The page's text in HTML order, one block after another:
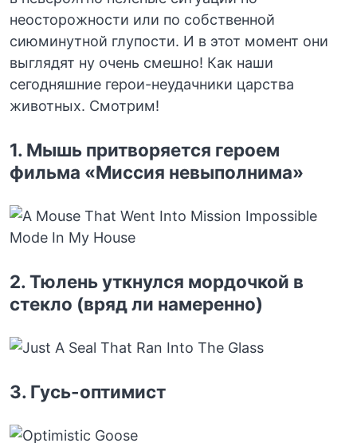
неосторожности или по собственной
сиюминутной глупости. И в этот момент они
выглядят ну очень смешно! Как наши
сегодняшние герои-неудачники царства
животных. Смотрим!
1. Мышь притворяется героем
фильма «Миссия невыполнима»
2. Тюлень уткнулся мордочкой в
стекло (вряд ли намеренно)
3. Гусь-оптимист